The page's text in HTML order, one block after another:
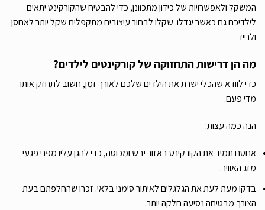
המשקל ולאפשרויות של כידון מתכוונן, כדי להבטיח שהקורקינט יתאים
לילדיכם גם כאשר יגדלו. שקלו לבחור עיצובים מתקפלים שקל יותר לאחסן
ולנייד
מה הן דרישות התחזוקה של קורקינטים לילדים?
כדי לוודא שהכלי ישרת את הילדים שלכם לאורך זמן, חשוב לתחזק אותו
מדי פעם.
הנה כמה עצות:
אחסנו תמיד את הקורקינט באזור יבש ומכוסה, כדי להגן עליו מפני פגעי
מזג האוויר.
בדקו מעת לעת את הגלגלים לאיתור סימני בלאי. זכרו שהחלפתם בעת
הצורך מבטיחה נסיעה חלקה יותר.